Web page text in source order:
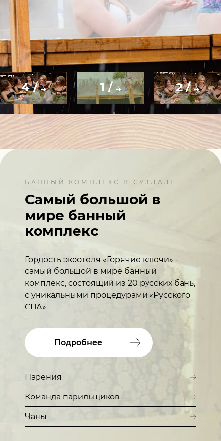
4 /4 1 /4 2 /4
БАННЫЙ КОМПЛЕКС В СУЗДАЛЕ
Самый большой в
мире банный
комплекс
Гордость экоотеля «Горячие ключи» -
самый большой в мире банный
комплекс, состоящий из 20 русских бань,
с уникальными процедурами «Русского
СПА».
Подробнее
Парения
Команда парильщиков
Чаны